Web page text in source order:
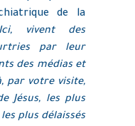
de la
Ici, vivent des
par leur
des médias et
par votre visite,
Jésus, les plus
plus délaissés